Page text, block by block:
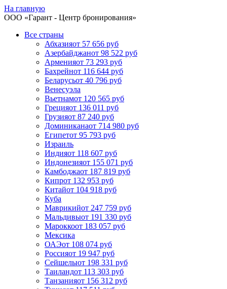
На главную
ООО «Гарант - Центр бронирования»
Все страны
Абхазияот 57 656 руб
Азербайджанот 98 522 руб
Арменияот 73 293 руб
Бахрейнот 116 644 руб
Беларусьот 40 796 руб
Венесуэла
Вьетнамот 120 565 руб
Грецияот 136 011 руб
Грузияот 87 240 руб
Доминиканаот 714 980 руб
Египетот 95 793 руб
Израиль
Индияот 118 607 руб
Индонезияот 155 071 руб
Камбоджаот 187 819 руб
Кипрот 132 953 руб
Китайот 104 918 руб
Куба
Маврикийот 247 759 руб
Мальдивыот 191 330 руб
Мароккоот 183 057 руб
Мексика
ОАЭот 108 074 руб
Россияот 19 947 руб
Сейшелыот 198 331 руб
Таиландот 113 303 руб
Танзанияот 156 312 руб